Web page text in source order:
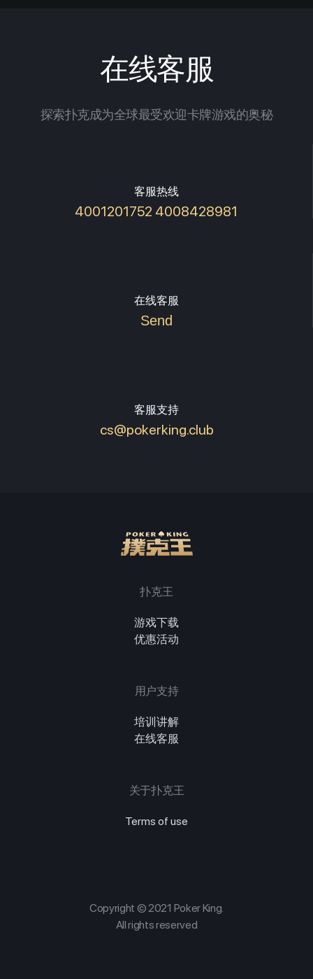
在线客服
探索扑克成为全球最受欢迎卡牌游戏的奥秘
客服热线
4001201752 4008428981
在线客服
Send
客服支持
cs@pokerking.club
扑克王
游戏下载
优惠活动
用户支持
培训讲解
在线客服
关于扑克王
Terms of use
Copyright © 2021 Poker King.
All rights reserved